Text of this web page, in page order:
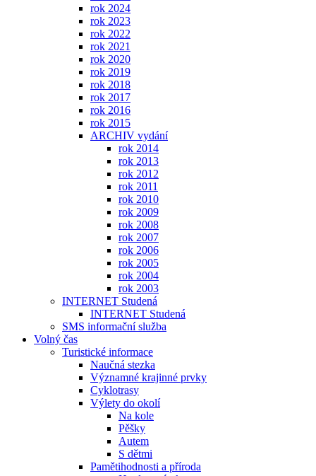
rok 2024
rok 2023
rok 2022
rok 2021
rok 2020
rok 2019
rok 2018
rok 2017
rok 2016
rok 2015
ARCHIV vydání
rok 2014
rok 2013
rok 2012
rok 2011
rok 2010
rok 2009
rok 2008
rok 2007
rok 2006
rok 2005
rok 2004
rok 2003
INTERNET Studená
INTERNET Studená
SMS informační služba
Volný čas
Turistické informace
Naučná stezka
Významné krajinné prvky
Cyklotrasy
Výlety do okolí
Na kole
Pěšky
Autem
S dětmi
Pamětihodnosti a příroda